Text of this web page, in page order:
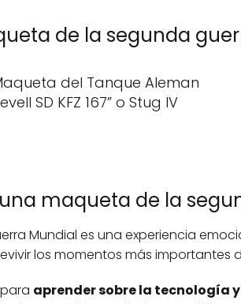
de la segunda
del Tanque Aleman
SD KFZ 167” o Stug IV
maqueta de la
Mundial es una experiencia
los momentos más importantes
aprender sobre la tecnología